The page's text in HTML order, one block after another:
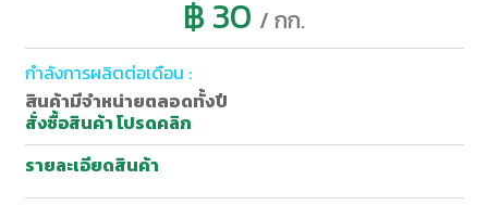
฿ 30 / กก.
กำลังการผลิตต่อเดือน :
สินค้ามีจำหน่ายตลอดทั้งปี
สั่งซื้อสินค้า โปรดคลิก
รายละเอียดสินค้า